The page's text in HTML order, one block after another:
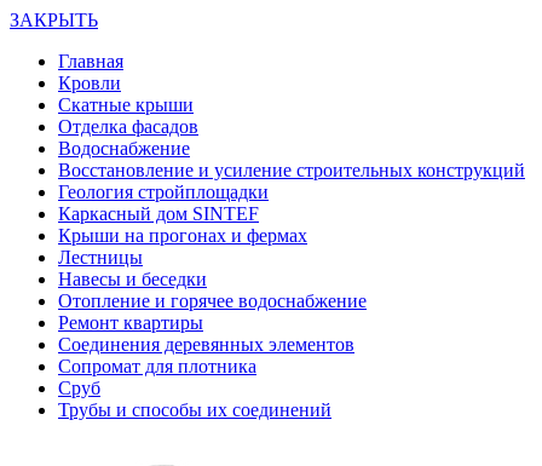
ЗАКРЫТЬ
Главная
Кровли
Скатные крыши
Отделка фасадов
Водоснабжение
Восстановление и усиление строительных конструкций
Геология стройплощадки
Каркасный дом SINTEF
Крыши на прогонах и фермах
Лестницы
Навесы и беседки
Отопление и горячее водоснабжение
Ремонт квартиры
Соединения деревянных элементов
Сопромат для плотника
Сруб
Трубы и способы их соединений